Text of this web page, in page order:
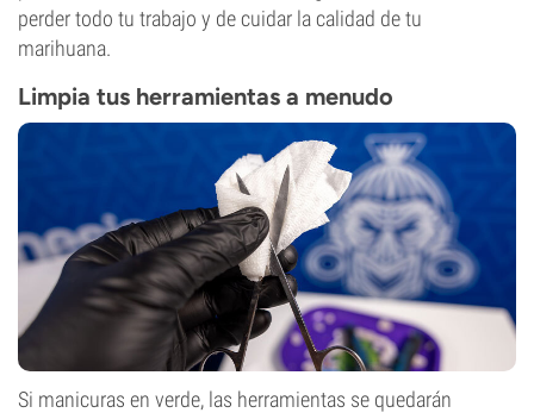
perder todo tu trabajo y de cuidar la calidad de tu
marihuana.
Limpia tus herramientas a menudo
Si manicuras en verde, las herramientas se quedarán